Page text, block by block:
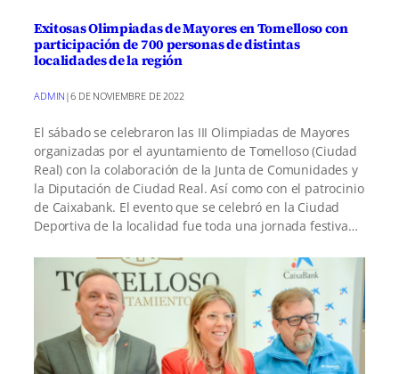
Exitosas Olimpiadas de Mayores en Tomelloso con
participación de 700 personas de distintas
localidades de la región
ADMIN |6 DE NOVIEMBRE DE 2022
El sábado se celebraron las III Olimpiadas de Mayores
organizadas por el ayuntamiento de Tomelloso (Ciudad
Real) con la colaboración de la Junta de Comunidades y
la Diputación de Ciudad Real. Así como con el patrocinio
de Caixabank. El evento que se celebró en la Ciudad
Deportiva de la localidad fue toda una jornada festiva…